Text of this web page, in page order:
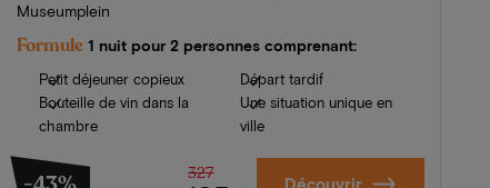
Museumplein
Formule 1 nuit pour 2 personnes comprenant:
Petit déjeuner copieux
Bouteille de vin dans la
chambre
Départ tardif
Une situation unique en
ville
327 Découvrir